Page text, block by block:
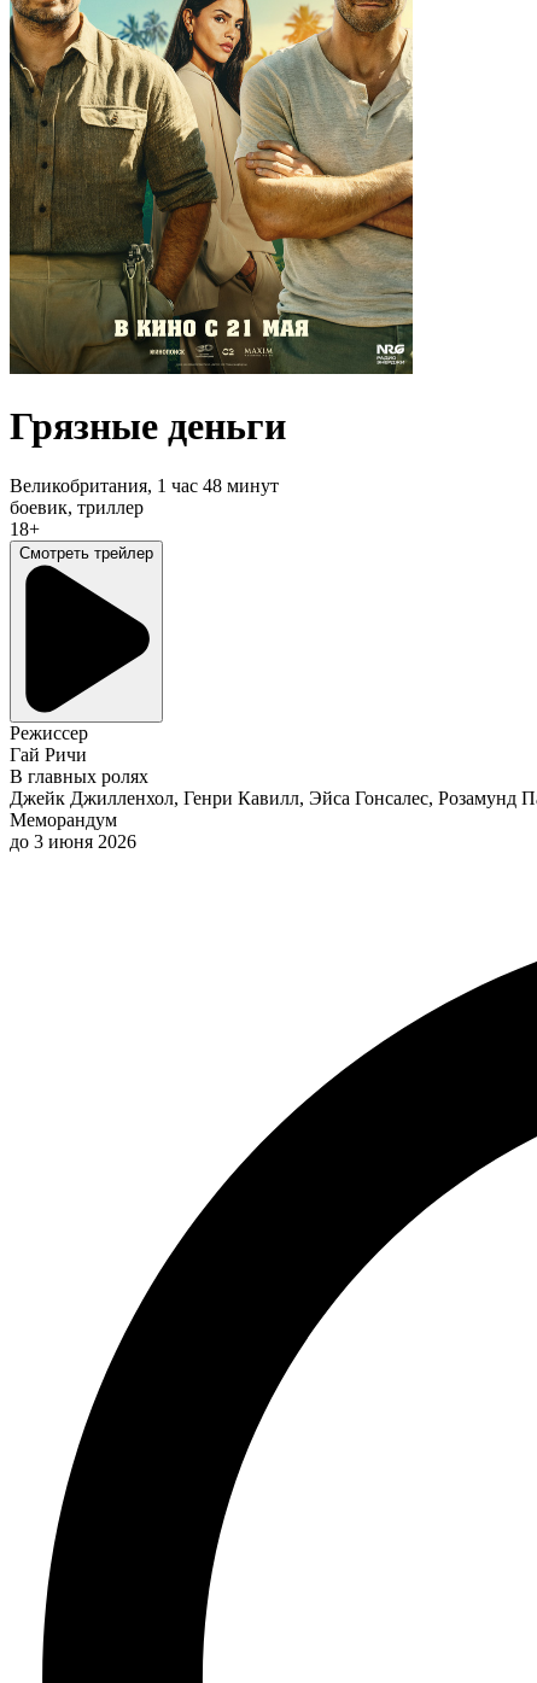
Грязные деньги
Великобритания, 1 час 48 минут
боевик, триллер
18+
Смотреть трейлер
Режиссер
Гай Ричи
В главных ролях
Джейк Джилленхол, Генри Кавилл, Эйса Гонсалес,
Меморандум
до 3 июня 2026